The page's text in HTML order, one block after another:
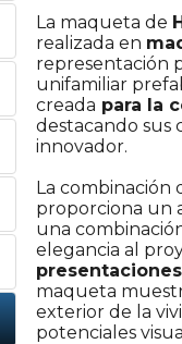
La maqueta de
realizada en
representación
unifamiliar
creada para la
destacando sus
innovador.
La combinación
proporciona un
una
elegancia al
maqueta
exterior de la
potenciales